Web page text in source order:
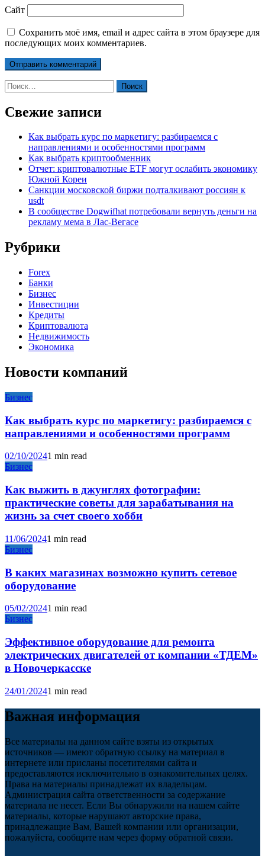
Сайт
Сохранить моё имя, email и адрес сайта в этом браузере для
последующих моих комментариев.
Найти:
Свежие записи
Как выбрать курс по маркетигу: разбираемся с
направлениями и особенностями программ
Как выбрать криптообменник
Отчет: криптовалютные ETF могут ослабить экономику
Южной Кореи
Санкции московской биржи подталкивают россиян к
usdt
В сообществе Dogwifhat потребовали вернуть деньги на
рекламу мема в Лас-Вегасе
Рубрики
Forex
Банки
Бизнес
Инвестиции
Кредиты
Криптовалюта
Недвижимость
Экономика
Новости компаний
Бизнес
Как выбрать курс по маркетигу: разбираемся с
направлениями и особенностями программ
02/10/20241 min read
Бизнес
Как выжить в джунглях фотографии:
практические советы для зарабатывания на
жизнь за счет своего хобби
11/06/20241 min read
Бизнес
В каких магазинах возможно купить сетевое
оборудование
05/02/20241 min read
Бизнес
Эффективное оборудование для ремонта
электрических двигателей от компании «ТДЕМ»
в Новочеркасске
24/01/20241 min read
Важная информация
Все материалы на данном сайте взяты из открытых
источников — имеют обратную ссылку на материал в
интернете или присланы посетителями сайта и
предоставляются исключительно в ознакомительных целях.
Права на материалы принадлежат их владельцам.
Администрация сайта ответственности за содержание
материала не несет. Если Вы обнаружили на нашем сайте
материалы, которые нарушают авторские права,
принадлежащие Вам, Вашей компании или организации,
пожалуйста, сообщите нам через форму обратной связи.